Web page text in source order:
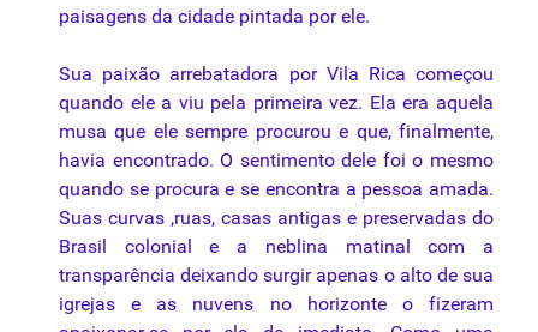
paisagens da cidade pintada por ele.
Sua paixão arrebatadora por Vila Rica começou
quando ele a viu pela primeira vez. Ela era aquela
musa que ele sempre procurou e que, finalmente,
havia encontrado. O sentimento dele foi o mesmo
quando se procura e se encontra a pessoa amada.
Suas curvas ,ruas, casas antigas e preservadas do
Brasil colonial e a neblina matinal com a
transparência deixando surgir apenas o alto de sua
igrejas e as nuvens no horizonte o fizeram